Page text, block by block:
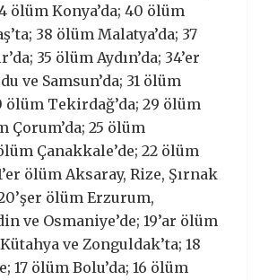
ölüm Konya’da; 40 ölüm
38 ölüm Malatya’da; 37
35 ölüm Aydın’da; 34’er
ve Samsun’da; 31 ölüm
ölüm Tekirdağ’da; 29 ölüm
Çorum’da; 25 ölüm
Çanakkale’de; 22 ölüm
ölüm Aksaray, Rize, Şırnak
ölüm Erzurum,
ve Osmaniye’de; 19’ar ölüm
ve Zonguldak’ta; 18
17 ölüm Bolu’da; 16 ölüm